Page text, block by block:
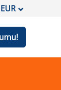
EUR